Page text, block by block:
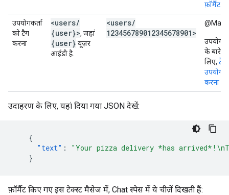
फ़ॉर्मैट
उपयोगकर्ता
को टैग
करना
<users/
{user}>, जहां
{user} यूज़र
आईडी है.
<users/
123456789012345678901>
के बारे में
लिए,
करना
उदाहरण के लिए, यहां दिया गया JSON देखें:
{
"text" :
"Your pizza delivery *has
}
फ़ॉर्मैट किए गए इस टेक्स्ट मैसेज में, Chat स्पेस में ये चीज़ें दिखती हैं: